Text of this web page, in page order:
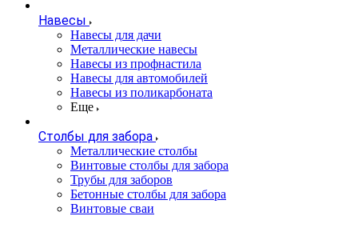
Навесы
Навесы для дачи
Металлические навесы
Навесы из профнастила
Навесы для автомобилей
Навесы из поликарбоната
Еще
Столбы для забора
Металлические столбы
Винтовые столбы для забора
Трубы для заборов
Бетонные столбы для забора
Винтовые сваи